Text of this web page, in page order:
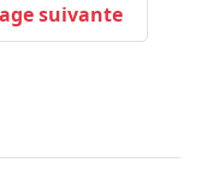
suivante